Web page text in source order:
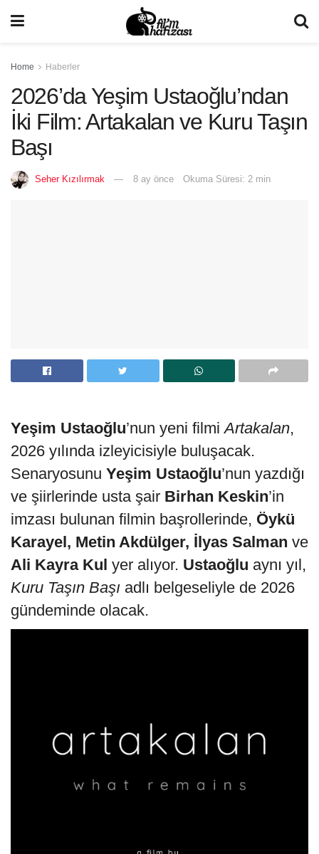
Home Haberler
2026’da Yeşim Ustaoğlu’ndan
İki Film: Artakalan ve Kuru Taşın
Başı
Seher Kızılırmak 8 ay önce Okuma Süresi: 2 min
Yeşim Ustaoğlu’nun yeni filmiArtakalan,
2026 yılında izleyicisiyle buluşacak.
Senaryosunu Yeşim Ustaoğlu’nun yazdığı
ve şiirlerinde usta şair Birhan Keskin’in
imzası bulunan filmin başrollerinde, Öykü
Karayel, Metin Akdülger, İlyas Salman ve
Ali Kayra Kul yer alıyor. Ustaoğlu aynı yıl,
Kuru Taşın Başı adlı belgeseliyle de 2026
gündeminde olacak.